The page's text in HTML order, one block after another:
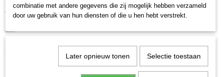
Alle formaten zijn geschikt om staand of liggend op te hangen.
De achterwand is voorzien voorzien van een standaard t/m formaat 20x30
cm.
combinatie met andere gegevens die zij mogelijk hebben verzameld
door uw gebruik van hun diensten of die u hen hebt verstrekt.
Later opnieuw tonen Selectie toestaan